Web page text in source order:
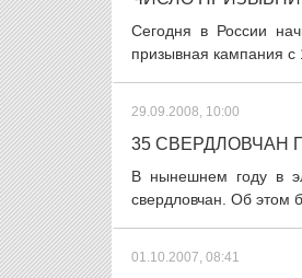
Сегодня в России
призывная кампания с
29.09.2008, 10:00
35 СВЕРДЛОВЧАН
В нынешнем году в
свердловчан. Об этом
01.10.2007, 08:41